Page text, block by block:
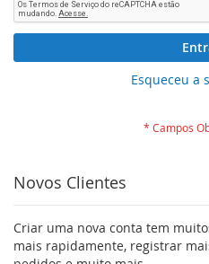
Esqueceu a
Novos Clientes
Criar uma nova conta tem
mais rapidamente, registrar